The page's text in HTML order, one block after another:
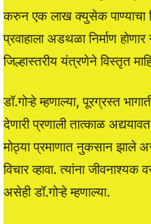
करुन एक लाख क्युसेक पाण्याचा
प्रवाहाला अडथळा निर्माण
जिल्हास्तरीय यंत्रणेने विस्तृत
डॉ.गोऱ्हे म्हणाल्या, पूरग्रस्त
देणारी प्रणाली तात्काळ
मोठ्या प्रमाणात नुकसान झाले
विचार व्हावा. त्यांना
असेही डॉ.गोऱ्हे म्हणाल्या.